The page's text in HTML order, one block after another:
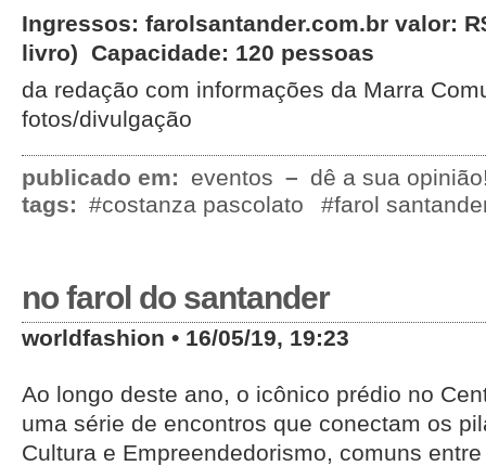
Ingressos: farolsantander.com.br valor:
livro) Capacidade: 120 pessoas
da redação com informações da Marra
fotos/divulgação
publicado em: eventos – dê a sua
tags: #costanza pascolato #farol
no farol do santander
worldfashion • 16/05/19, 19:23
Ao longo deste ano, o icônico prédio no
uma série de encontros que conectam os
Cultura e Empreendedorismo, comuns